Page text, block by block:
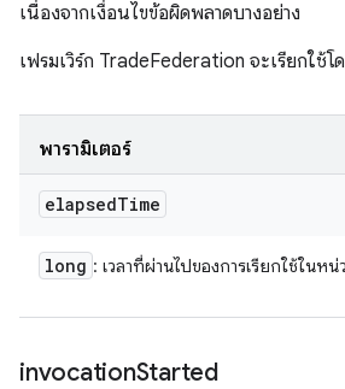
เนื่องจากเงื่อนไขข้อผิดพลาดบางอย่าง
เฟรมเวิร์ก TradeFederation จะเรียกใช้โ
พารามิเตอร์
elapsedTime
long : เวลาที่ผ่านไปของการเรียกใช้ในห
invocationStarted